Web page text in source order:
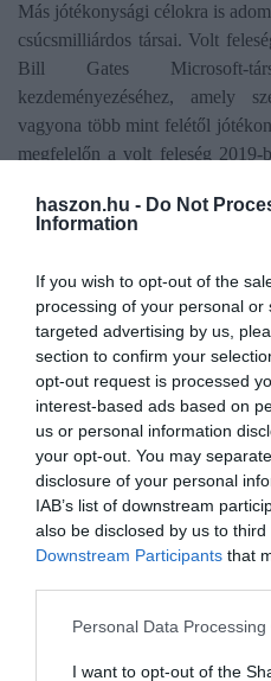
haszon.hu - Do Not
Information
If you wish to opt-out of the
processing of your personal
targeted advertising by us,
section to confirm your
opt-out request is processed
interest-based ads based on
us or personal information
your opt-out. You may
disclosure of your personal
IAB’s list of downstream
also be disclosed by us to
Downstream Participants that
Please note that this website/
not limited to your visit or
Personal Data
I want to opt-out of the
Más jótékonysági célokra is
csúcsmilliárdos társai. Volt
Bill Gates Microsoft-
kezdeményezéséhez, amely
vagyona több mint felétől
megfelelőn a volt feleség
Az adományozások persze
hajléktalanok számára biztosít
sorsát bizonyára a szívén viseli,
nyolcemeletes szállót Seattle-
egy rákkutatási
Alapítványának, és a Princeton
Ittlehet megnézni Jeff Bezos-t
jeff bezos milliárdos